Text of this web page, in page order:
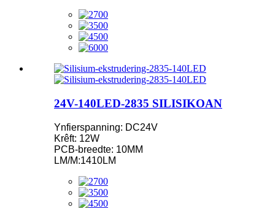
24V-140LED-2835 SILISIKOAN
Ynfierspanning: DC24V
Krêft: 12W
PCB-breedte: 10MM
LM/M:1410LM